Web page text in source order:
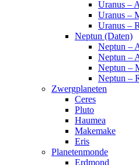
Uranus –
Uranus –
Uranus –
Neptun (Daten)
Neptun –
Neptun –
Neptun –
Neptun –
Zwergplaneten
Ceres
Pluto
Haumea
Makemake
Eris
Planetenmonde
Erdmond